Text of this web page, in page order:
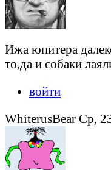
Ижа юпитера
то,да и собаки
войти
WhiterusBear Ср,